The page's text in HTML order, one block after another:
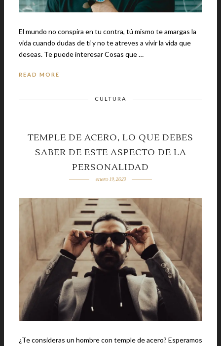
El mundo no conspira en tu contra, tú mismo te amargas la
vida cuando dudas de ti y no te atreves a vivir la vida que
deseas. Te puede interesar Cosas que …
READ MORE
CULTURA
TEMPLE DE ACERO, LO QUE DEBES
SABER DE ESTE ASPECTO DE LA
PERSONALIDAD
enero 19, 2023
¿Te consideras un hombre con temple de acero? Esperamos